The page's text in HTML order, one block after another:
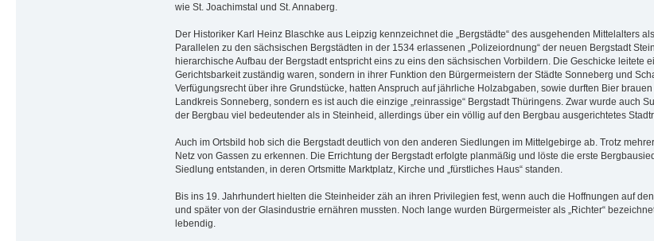
wie St. Joachimstal und St. Annaberg.
Der Historiker Karl Heinz Blaschke aus Leipzig kennzeichnet die „Bergstädte“ des ausgehenden Mittelalters
Parallelen zu den sächsischen Bergstädten in der 1534 erlassenen „Polizeiordnung“ der neuen Bergstadt
hierarchische Aufbau der Bergstadt entspricht eins zu eins den sächsischen Vorbildern. Die Geschicke leitete
Gerichtsbarkeit zuständig waren, sondern in ihrer Funktion den Bürgermeistern der Städte Sonneberg und
Verfügungsrecht über ihre Grundstücke, hatten Anspruch auf jährliche Holzabgaben, sowie durften Bier
Landkreis Sonneberg, sondern es ist auch die einzige „reinrassige“ Bergstadt Thüringens. Zwar wurde auch
der Bergbau viel bedeutender als in Steinheid, allerdings über ein völlig auf den Bergbau ausgerichtetes
Auch im Ortsbild hob sich die Bergstadt deutlich von den anderen Siedlungen im Mittelgebirge ab. Trotz
Netz von Gassen zu erkennen. Die Errichtung der Bergstadt erfolgte planmäßig und löste die erste
Siedlung entstanden, in deren Ortsmitte Marktplatz, Kirche und „fürstliches Haus“ standen.
Bis ins 19. Jahrhundert hielten die Steinheider zäh an ihren Privilegien fest, wenn auch die Hoffnungen auf
und später von der Glasindustrie ernähren mussten. Noch lange wurden Bürgermeister als „Richter“
lebendig.